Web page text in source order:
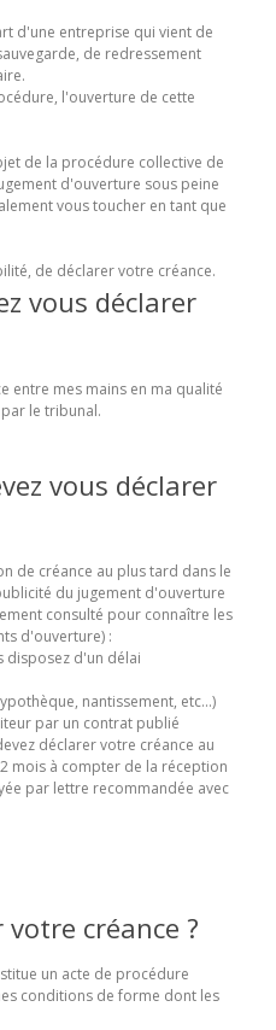
d'une entreprise qui vient de
de redressement
l'ouverture de cette
de la procédure collective de
d'ouverture sous peine
vous toucher en tant que
de déclarer votre créance.
vous déclarer
entre mes mains en ma qualité
le tribunal.
vous déclarer
de créance au plus tard dans le
du jugement d'ouverture
consulté pour connaître les
d'ouverture) :
disposez d'un délai
nantissement, etc...)
par un contrat publié
déclarer votre créance au
mois à compter de la réception
par lettre recommandée avec
créance ?
un acte de procédure
conditions de forme dont les